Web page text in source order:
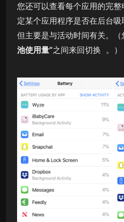
您还可以查看每个应用的完
定某个应用程序是否在后台吸
但主要是与活动时间有关。（
池使用量”之间来回切换 。）